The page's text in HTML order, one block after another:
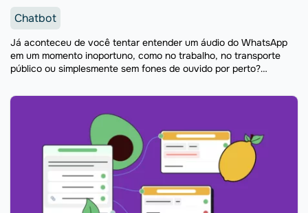
Chatbot
Já aconteceu de você tentar entender um áudio do WhatsApp
em um momento inoportuno, como no trabalho, no transporte
público ou simplesmente sem fones de ouvido por perto?